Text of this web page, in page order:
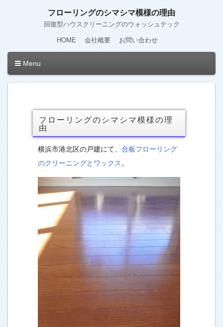
フローリングのシマシマ模様の理由
回復型ハウスクリーニングのウォッシュテック
HOME 会社概要 お問い合わせ
Menu
フローリングのシマシマ模様の理
由
横浜市港北区の戸建にて、 合板フローリング
のクリーニングとワックス。